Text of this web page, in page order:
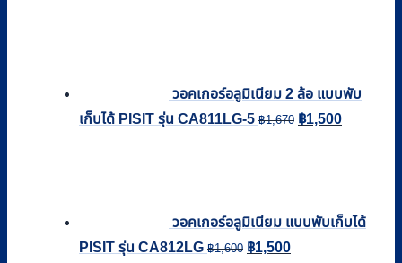
วอคเกอร์อลูมิเนียม 2 ล้อ แบบพับ
เก็บได้ PISIT รุ่น CA811LG-5 ฿1,670 Original
฿1,500Current
วอคเกอร์อลูมิเนียม แบบพับเก็บได้
PISIT รุ่น CA812LG ฿1,600 Original
฿1,500Current